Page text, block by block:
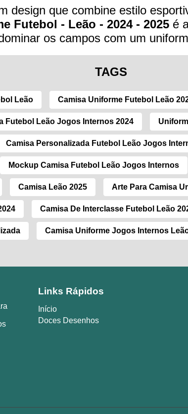
design que combine estilo
Futebol - Leão - 2024 - 2025 é
os campos com um
TAGS
Leão Camisa Uniforme Futebol Leão
Futebol Leão Jogos Internos 2024
Camisa Personalizada Futebol Leão Jogos
Mockup Camisa Futebol Leão Jogos Internos
Camisa Leão 2025 Arte Para Camisa
Camisa De Interclasse Futebol Leão
Camisa Uniforme Jogos Internos
Links Rápidos
Início
Doces Desenhos